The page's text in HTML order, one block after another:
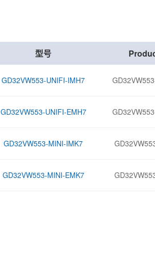
型号
GD32VW553-UNIFI-IMH7
GD32VW553-UNIFI-EMH7
GD32VW553-MINI-IMK7
GD32VW553-MINI-EMK7